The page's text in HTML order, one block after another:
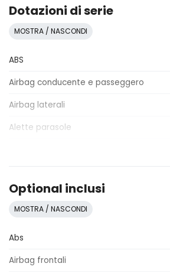
Dotazioni di serie
MOSTRA / NASCONDI
ABS
Airbag conducente e passeggero
Airbag laterali
Alette parasole
Assistente al parcheggio
Badge esterno identificativo
Bracciolo anteriore
Optional inclusi
MOSTRA / NASCONDI
Abs
Airbag frontali